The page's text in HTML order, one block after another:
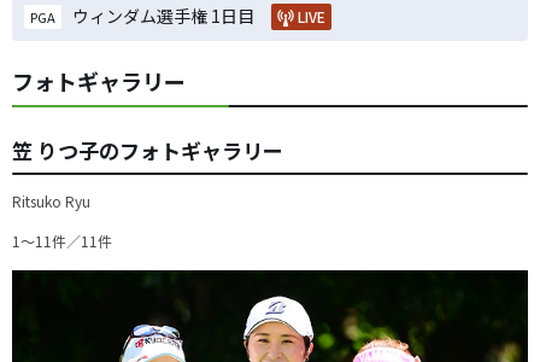
PGA ウィンダム選手権 1日目 LIVE
フォトギャラリー
笠 りつ子のフォトギャラリー
Ritsuko Ryu
1〜11件／11件